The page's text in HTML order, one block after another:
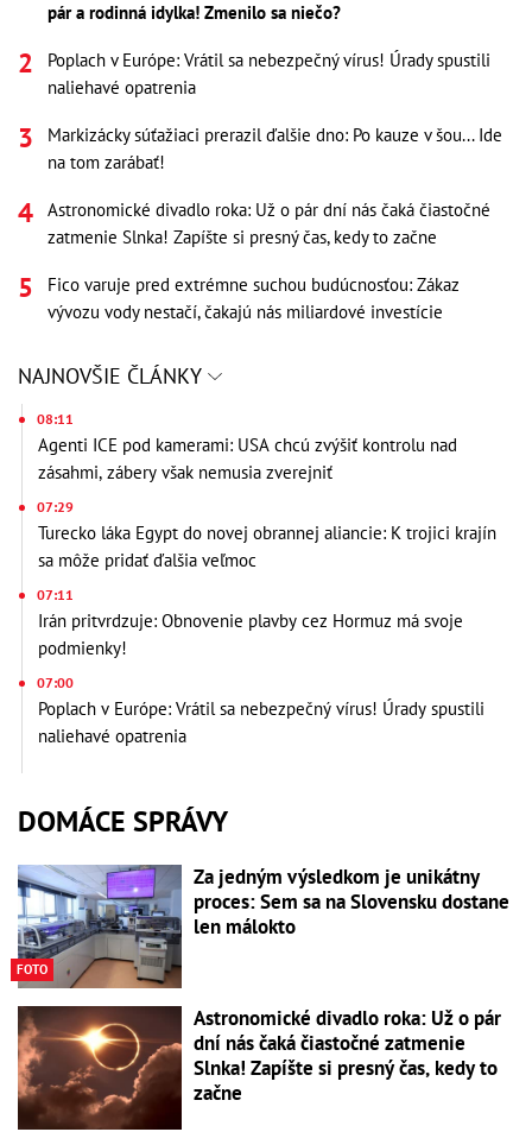
pár a rodinná idylka! Zmenilo sa niečo?
Poplach v Európe: Vrátil sa nebezpečný vírus! Úrady spustili
naliehavé opatrenia
Markizácky súťažiaci prerazil ďalšie dno: Po kauze v šou... Ide
na tom zarábať!
Astronomické divadlo roka: Už o pár dní nás čaká čiastočné
zatmenie Slnka! Zapíšte si presný čas, kedy to začne
Fico varuje pred extrémne suchou budúcnosťou: Zákaz
vývozu vody nestačí, čakajú nás miliardové investície
NAJNOVŠIE ČLÁNKY
08:11
Agenti ICE pod kamerami: USA chcú zvýšiť kontrolu nad
zásahmi, zábery však nemusia zverejniť
07:29
Turecko láka Egypt do novej obrannej aliancie: K trojici krajín
sa môže pridať ďalšia veľmoc
07:11
Irán pritvrdzuje: Obnovenie plavby cez Hormuz má svoje
podmienky!
07:00
Poplach v Európe: Vrátil sa nebezpečný vírus! Úrady spustili
naliehavé opatrenia
DOMÁCE SPRÁVY
FOTO
Za jedným výsledkom je unikátny
proces: Sem sa na Slovensku dostane
len málokto
Astronomické divadlo roka: Už o pár
dní nás čaká čiastočné zatmenie
Slnka! Zapíšte si presný čas, kedy to
začne